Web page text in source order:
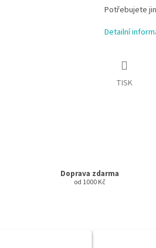
Potřebujete
Detailní
TISK
Doprava zdarma
od 1000 Kč